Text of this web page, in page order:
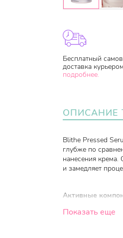
Бесплатный
доставка
подробнее.
ОПИСАНИЕ
Blithe Pressed
глубже по
нанесения крема.
и замедляет
Активные
Экстракт
Показать еще